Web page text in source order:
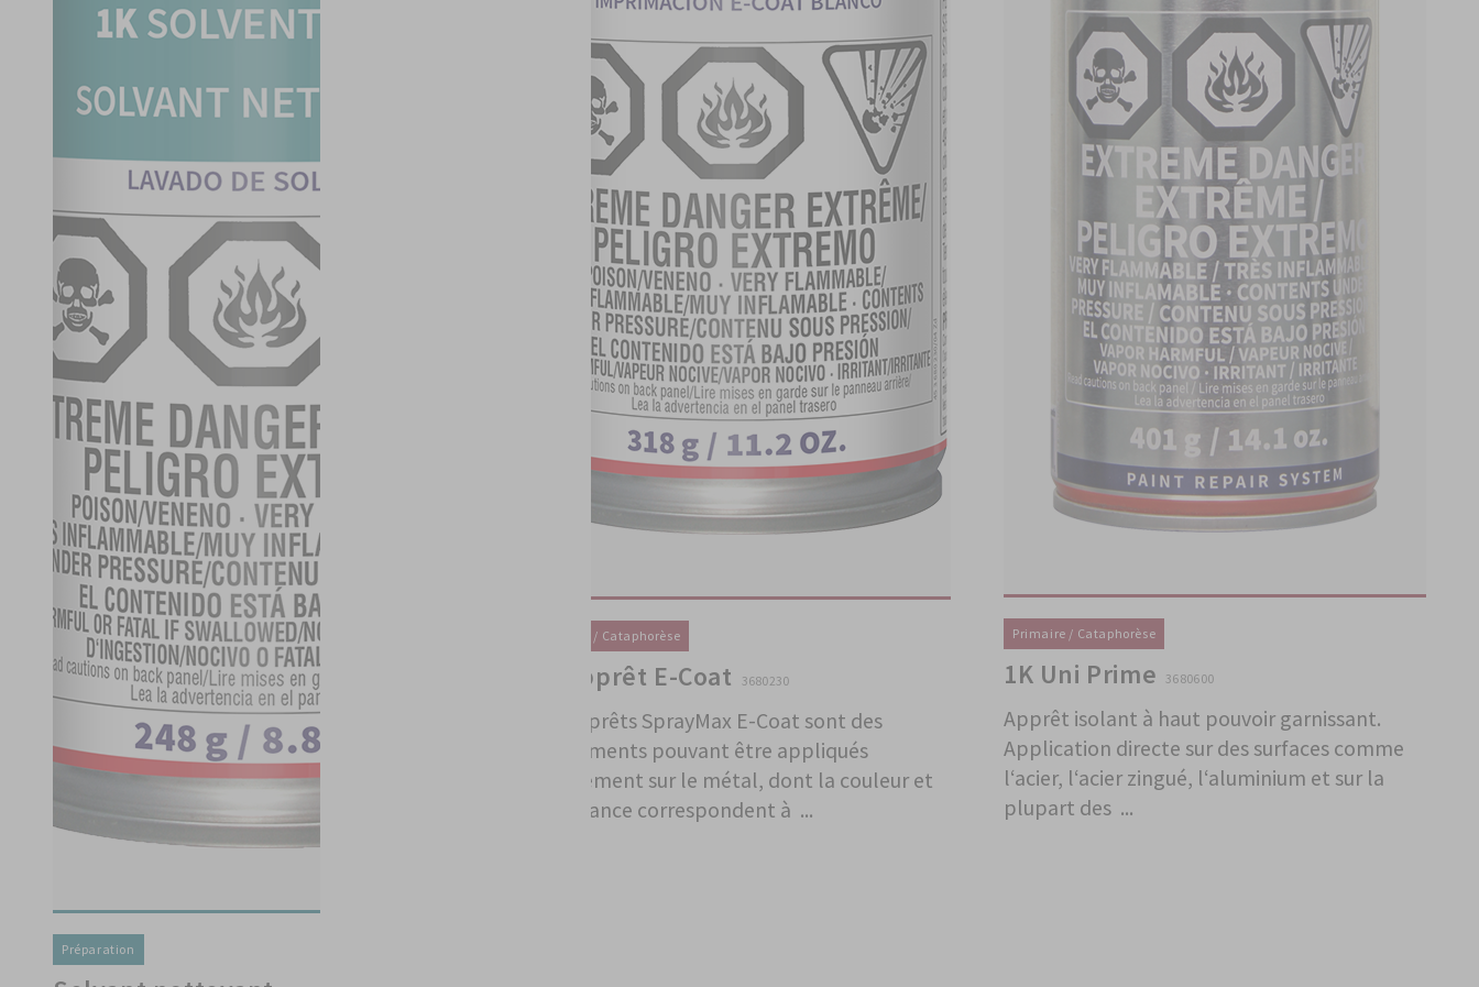
Préparation
Primaire / Cataphorèse
1K Apprêt E-Coat 3680230
Les apprêts SprayMax E-Coat sont des
revêtements pouvant être appliqués
directement sur le métal, dont la couleur et
la brillance correspondent à ...
Primaire / Cataphorèse
1K Uni Prime 3680600
Apprêt isolant à haut pouvoir garnissant.
Application directe sur des surfaces comme
l‘acier, l‘acier zingué, l‘aluminium et sur la
plupart des ...